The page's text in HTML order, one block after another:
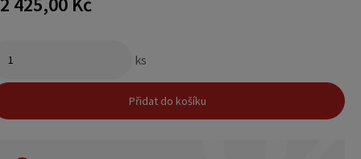
ks
Přidat do košíku